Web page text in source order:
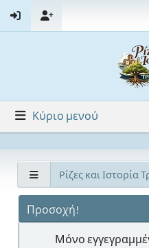
Κύριο μενού
Ρίζες και Ιστορία
Προσοχή!
Μόνο